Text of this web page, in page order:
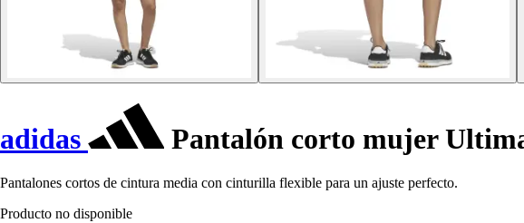
adidas Pantalón corto mujer
Pantalones cortos de cintura media con cinturilla flexible para un ajuste perfecto.
Producto no disponible